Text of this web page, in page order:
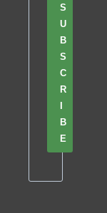
S
U
B
S
C
R
B
E